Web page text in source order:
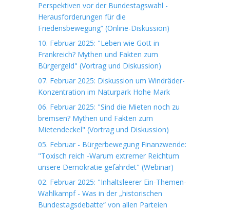
Perspektiven vor der Bundestagswahl -
Herausforderungen für die
Friedensbewegung“ (Online-Diskussion)
10. Februar 2025: "Leben wie Gott in
Frankreich? Mythen und Fakten zum
Bürgergeld" (Vortrag und Diskussion)
07. Februar 2025: Diskussion um Windräder-
Konzentration im Naturpark Hohe Mark
06. Februar 2025: "Sind die Mieten noch zu
bremsen? Mythen und Fakten zum
Mietendeckel" (Vortrag und Diskussion)
05. Februar - Bürgerbewegung Finanzwende:
"Toxisch reich -Warum extremer Reichtum
unsere Demokratie gefährdet" (Webinar)
02. Februar 2025: "Inhaltsleerer Ein-Themen-
Wahlkampf - Was in der „historischen
Bundestagsdebatte“ von allen Parteien